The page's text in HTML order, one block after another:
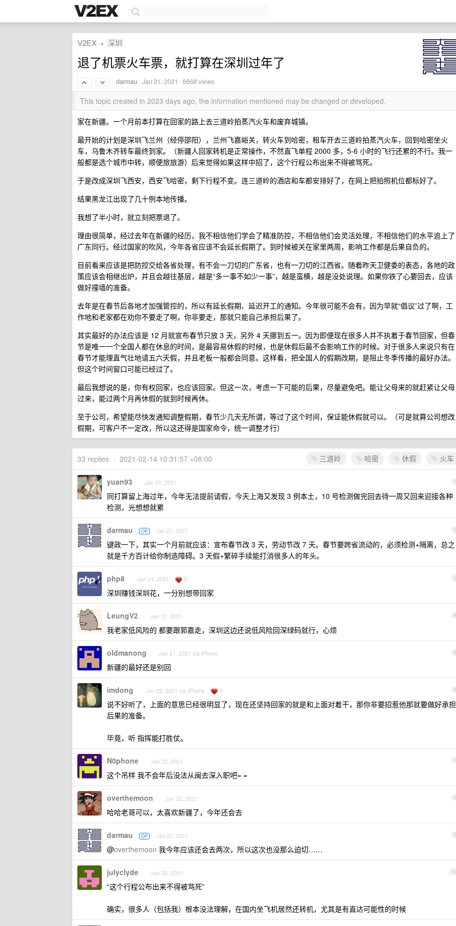
V2EX › 深圳
退了机票火车票，就打算在深圳过年了
darmau ·Jan 21, 2021 · 6668 views
This topic created in 2023 days ago, the information mentioned may be changed or developed.
家在新疆。一个月前本打算在回家的路上去三道岭拍蒸汽火车和废弃城镇。
最开始的计划是深圳飞兰州（经停邵阳），兰州飞嘉峪关，转火车到哈密，租车开去三道岭拍蒸汽火车，回到哈密坐火
车，乌鲁木齐转车最终到家。（新疆人回家转机是正常操作，不然直飞单程 2000 多，5-6 小时的飞行还累的不行。我一
般都是选个城市中转，顺便旅旅游）后来觉得如果这样中招了，这个行程公布出来不得被骂死。
于是改成深圳飞西安，西安飞哈密，剩下行程不变。连三道岭的酒店和车都安排好了，在网上把拍照机位都标好了。
结果黑龙江出现了几十例本地传播。
我想了半小时，就立刻把票退了。
理由很简单，经过去年在新疆的经历，我不相信他们学会了精准防控，不相信他们会灵活处理，不相信他们的水平追上了
广东同行。经过国家的吹风，今年各省应该不会延长假期了。到时候被关在家里两周，影响工作都是后果自负的。
目前看来应该是把防控交给各省处理，有不会一刀切的广东省，也有一刀切的江西省。随着昨天卫健委的表态，各地的政
策应该会相继出炉，并且会越往基层，越是“多一事不如少一事”，越是蛮横，越是没处说理。如果你铁了心要回去，应该
做好撞墙的准备。
去年是在春节后各地才加强管控的，所以有延长假期、延迟开工的通知。今年很可能不会有，因为早就“倡议”过了啊，工
作地和老家都在劝你不要走了啊，你非要走，那就只能自己承担后果了。
其实最好的办法应该是 12 月就宣布春节只放 3 天，另外 4 天挪到五一。因为即便现在很多人并不执着于春节回家，但春
节是唯一一个全国人都在休息的时间，是最容易休假的时候，也是休假后最不会影响工作的时候。对于很多人来说只有在
春节才能理直气壮地请五六天假，并且老板一般都会同意。这样看，把全国人的假期改期，是阻止冬季传播的最好办法。
但这个时间窗口可能已经过了。
最后我想说的是，你有权回家，也应该回家。但这一次，考虑一下可能的后果，尽量避免吧。能让父母来的就赶紧让父母
过来，能过两个月再休假的就到时候再休。
至于公司，希望能尽快发通知调整假期，春节少几天无所谓，等过了这个时间，保证能休假就可以。（可是就算公司想改
假期，可客户不一定改，所以这还得是国家命令，统一调整才行）
三道岭 哈密 休假 火车
33 replies • 2021-02-14 10:31:57 +08:00
1
yuan93 Jan 21, 2021
同打算留上海过年，今年无法提前请假，今天上海又发现 3 例本土，10 号检测做完回去待一周又回来迎接各种
检测，光想想就累
2
darmau OP Jan 21, 2021
键政一下，其实一个月前就应该：宣布春节改 3 天，劳动节改 7 天。春节要跨省流动的，必须检测+隔离，总之
就是千方百计给你制造障碍。3 天假+繁碎手续能打消很多人的年头。
3
php8 Jan 21, 2021 2
深圳赚钱深圳花，一分别想带回家
4
LeungV2 Jan 21, 2021
我老家低风险的 都要跟郭嘉走，深圳这边还说低风险回深绿码就行，心烦
5
oldmanong Jan 21, 2021 via iPhone
新疆的最好还是别回
6
imdong Jan 22, 2021 via iPhone 1
说不好听了，上面的意思已经很明显了，现在还坚持回家的就是和上面对着干，那你非要招惹他那就要做好承担
后果的准备。
毕竟，听 指挥能打胜仗。
7
N0phone Jan 22, 2021
这个吊样 我不会年后没法从闽去深入职吧= =
8
overthemoon Jan 22, 2021
哈哈老哥可以，太喜欢新疆了，今年还会去
9
darmau OP Jan 22, 2021
@overthemoon 我今年应该还会去两次，所以这次也没那么迫切……
10
julyclyde Jan 22, 2021
“这个行程公布出来不得被骂死”
确实，很多人（包括我）根本没法理解，在国内坐飞机居然还转机，尤其是有直达可能性的时候